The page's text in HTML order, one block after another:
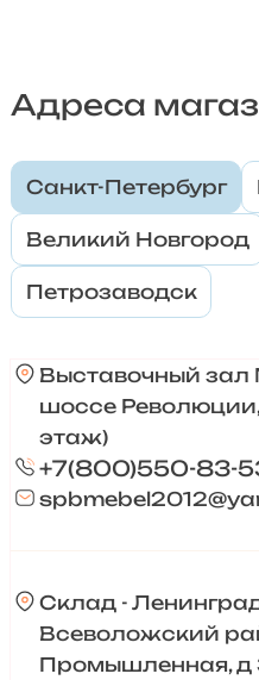
Адреса
Санкт-Петербург
Великий Новгород
Петрозаводск
Выставочный зал
шоссе Революции,
этаж)
+7(800)550-83-
Склад -
Всеволожский
Промышленная, д